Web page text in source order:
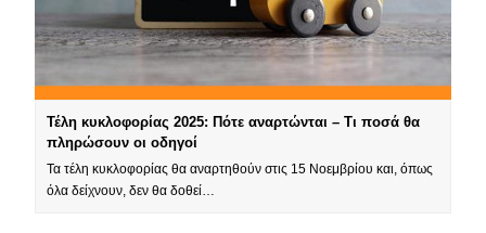
Τέλη κυκλοφορίας 2025: Πότε αναρτώνται – Τι ποσά θα
πληρώσουν οι οδηγοί
Τα τέλη κυκλοφορίας θα αναρτηθούν στις 15 Νοεμβρίου και, όπως
όλα δείχνουν, δεν θα δοθεί…